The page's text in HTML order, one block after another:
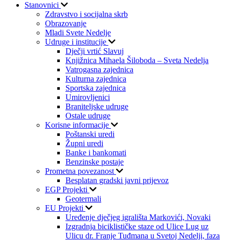
Stanovnici
Zdravstvo i socijalna skrb
Obrazovanje
Mladi Svete Nedelje
Udruge i institucije
Dječji vrtić Slavuj
Knjižnica Mihaela Šiloboda – Sveta Nedelja
Vatrogasna zajednica
Kulturna zajednica
Sportska zajednica
Umirovljenici
Braniteljske udruge
Ostale udruge
Korisne informacije
Poštanski uredi
Župni uredi
Banke i bankomati
Benzinske postaje
Prometna povezanost
Besplatan gradski javni prijevoz
EGP Projekti
Geotermali
EU Projekti
Uređenje dječjeg igrališta Markovići, Novaki
Izgradnja biciklističke staze od Ulice Lug uz
Ulicu dr. Franje Tuđmana u Svetoj Nedelji, faza